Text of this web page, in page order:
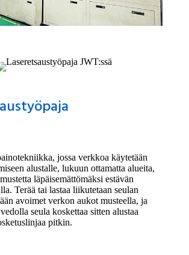
jossa verkkoa käytetään
alustalle, lukuun ottamatta alueita,
läpäisemättömäksi estävän
Terää tai lastaa liikutetaan seulan
avoimet verkon aukot musteella, ja
seula koskettaa sitten alustaa
pitkin.